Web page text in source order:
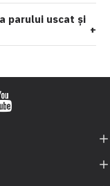
parului uscat și
+